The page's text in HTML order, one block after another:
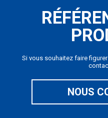
Si vous souhaitez faire
NOUS